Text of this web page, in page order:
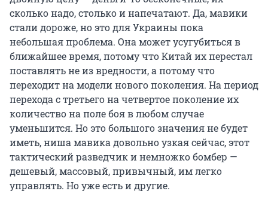
сколько надо, столько и напечатают. Да, мавики
стали дороже, но это для Украины пока
небольшая проблема. Она может усугубиться в
ближайшее время, потому что Китай их перестал
поставлять не из вредности, а потому что
переходит на модели нового поколения. На период
перехода с третьего на четвертое поколение их
количество на поле боя в любом случае
уменьшится. Но это большого значения не будет
иметь, ниша мавика довольно узкая сейчас, этот
тактический разведчик и немножко бомбер —
дешевый, массовый, привычный, им легко
управлять. Но уже есть и другие.